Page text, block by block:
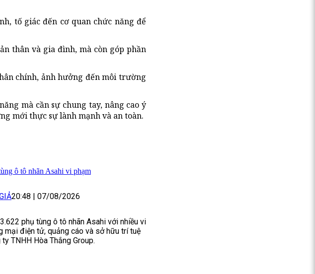
tố giác đến cơ quan chức năng để
thân và gia đình, mà còn góp phần
chính, ảnh hưởng đến môi trường
mà cần sự chung tay, nâng cao ý
mới thực sự lành mạnh và an toàn.
ô tô nhãn Asahi vi phạm
20:48 07/08/2026
phụ tùng ô tô nhãn Asahi với nhiều vi
mại điện tử, quảng cáo và sở hữu trí tuệ
TNHH Hòa Thắng Group.